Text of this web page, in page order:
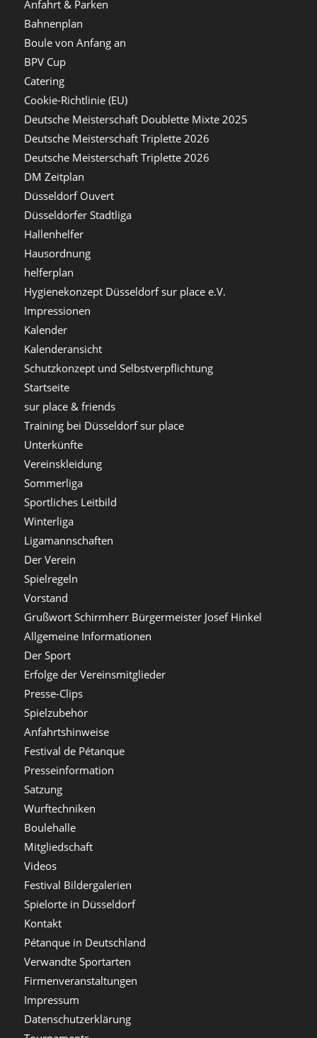
Anfahrt & Parken
Bahnenplan
Boule von Anfang an
BPV Cup
Catering
Cookie-Richtlinie (EU)
Deutsche Meisterschaft Doublette Mixte 2025
Deutsche Meisterschaft Triplette 2026
Deutsche Meisterschaft Triplette 2026
DM Zeitplan
Düsseldorf Ouvert
Düsseldorfer Stadtliga
Hallenhelfer
Hausordnung
helferplan
Hygienekonzept Düsseldorf sur place e.V.
Impressionen
Kalender
Kalenderansicht
Schutzkonzept und Selbstverpflichtung
Startseite
sur place & friends
Training bei Düsseldorf sur place
Unterkünfte
Vereinskleidung
Sommerliga
Sportliches Leitbild
Winterliga
Ligamannschaften
Der Verein
Spielregeln
Vorstand
Grußwort Schirmherr Bürgermeister Josef Hinkel
Allgemeine Informationen
Der Sport
Erfolge der Vereinsmitglieder
Presse-Clips
Spielzubehör
Anfahrtshinweise
Festival de Pétanque
Presseinformation
Satzung
Wurftechniken
Boulehalle
Mitgliedschaft
Videos
Festival Bildergalerien
Spielorte in Düsseldorf
Kontakt
Pétanque in Deutschland
Verwandte Sportarten
Firmenveranstaltungen
Impressum
Datenschutzerklärung